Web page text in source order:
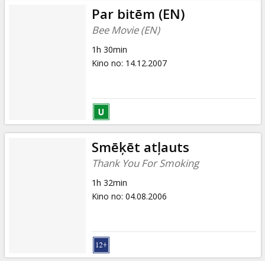
Par bitēm (EN)
Bee Movie (EN)
1h 30min
Kino no: 14.12.2007
Smēķēt atļauts
Thank You For Smoking
1h 32min
Kino no: 04.08.2006